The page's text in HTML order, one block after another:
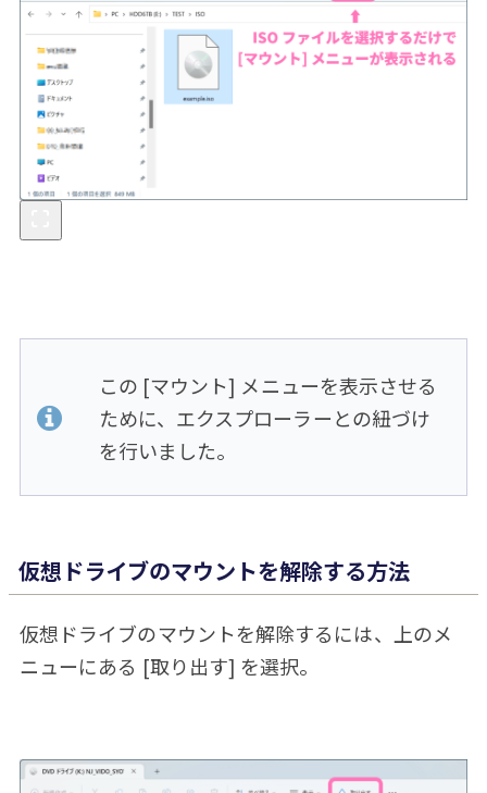
この [マウント] メニューを表示させる
ために、エクスプローラーとの紐づけ
を行いました。
仮想ドライブのマウントを解除する方法
仮想ドライブのマウントを解除するには、上のメ
ニューにある [取り出す] を選択。